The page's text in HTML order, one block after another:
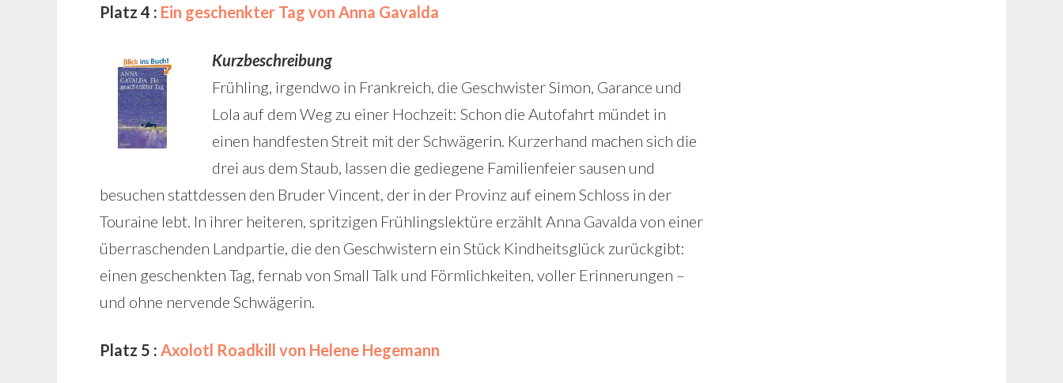
Platz 4 : Ein geschenkter Tag von Anna Gavalda
Kurzbeschreibung
Frühling, irgendwo in Frankreich, die Geschwister Simon, Garance und
Lola auf dem Weg zu einer Hochzeit: Schon die Autofahrt mündet in
einen handfesten Streit mit der Schwägerin. Kurzerhand machen sich die
drei aus dem Staub, lassen die gediegene Familienfeier sausen und
besuchen stattdessen den Bruder Vincent, der in der Provinz auf einem Schloss in der
Touraine lebt. In ihrer heiteren, spritzigen Frühlingslektüre erzählt Anna Gavalda von einer
überraschenden Landpartie, die den Geschwistern ein Stück Kindheitsglück zurückgibt:
einen geschenkten Tag, fernab von Small Talk und Förmlichkeiten, voller Erinnerungen –
und ohne nervende Schwägerin.
Platz 5 : Axolotl Roadkill von Helene Hegemann